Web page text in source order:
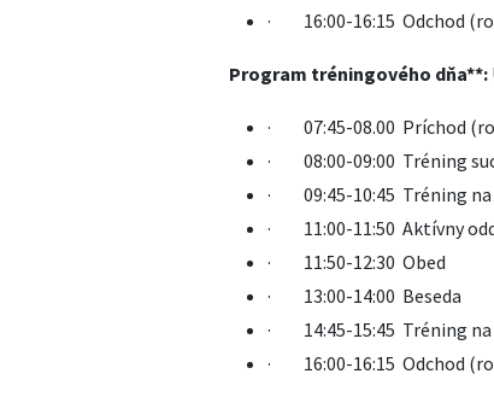
· 16:00-16:15 Odchod
Program tréningového dňa**:
· 07:45-08.00 Príchod
· 08:00-09:00 Tréning
· 09:45-10:45 Tréning na
· 11:00-11:50 Aktívny
· 11:50-12:30 Obed
· 13:00-14:00 Beseda
· 14:45-15:45 Tréning na
· 16:00-16:15 Odchod